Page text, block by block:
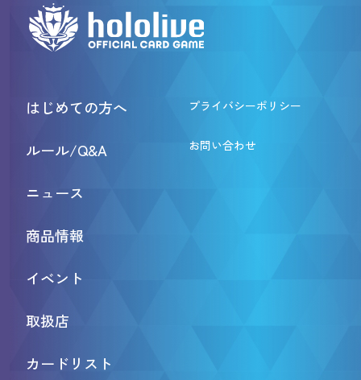
はじめての方へ
ルール/Q&A
ニュース
商品情報
イベント
取扱店
カードリスト
プライバシーポリシー
お問い合わせ